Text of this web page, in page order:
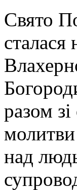
Свято
сталася
разом
над